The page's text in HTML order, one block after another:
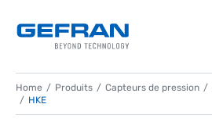
Home Produits Capteurs de pression
HKE